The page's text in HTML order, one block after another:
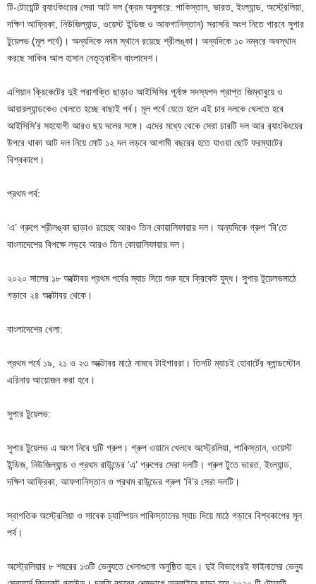
টি-টোয়েন্টি র‌্যাংকিংয়ের সেরা আট দল (ক্রম অনুসারে: পাকিস্তান, ভারত, ইংল্যান্ড, অস্ট্রেলিয়া,
দক্ষিণ আফ্রিকা, নিউজিল্যান্ড, ওয়েস্ট ইন্ডিজ ও আফগানিস্তান) সরাসরি অংশ নিতে পারবে সুপার
টুয়েলভ (মূল পর্বে)। অন্যদিকে নবম স্থানে রয়েছে শ্রীলঙ্কা। অন্যদিকে ১০ নম্বরে অবস্থান
করছে সাকিব আল হাসান নেতৃত্বাধীন বাংলাদেশ।
এশিয়ান ক্রিকেটের দুই পরাশক্তি ছাড়াও আইসিসির পূর্নাঙ্গ সদস্যপদ প্রাপ্ত জিম্বাবুয়ে ও
আয়ারল্যান্ডকেও খেলতে হচ্ছে বাছাই পর্ব। মূল পর্বে যেতে হলে এই চার দলকে খেলতে হবে
আইসিসি’র সহযোগী আরও ছয় দলের সঙ্গে। এদের মধ্যে থেকে সেরা চারটি দল আর র‌্যাংকিংয়ের
উপরে থাকা আট দল নিয়ে মোট ১২ দল লড়বে আগামী বছরের হতে যাওয়া ছোট ফরম্যাটের
বিশ্বকাপে।
প্রথম পর্ব:
‘এ’ গ্রুপে শ্রীলঙ্কা ছাড়াও রয়েছে আরও তিন কোয়ালিফায়ার দল। অন্যদিকে গ্রুপ ‘বি’তে
বাংলাদেশের বিপক্ষে লড়বে আরও তিন কোয়ালিফায়ার দল।
২০২০ সালের ১৮ অক্টোবর প্রথম পর্বের ম্যাচ দিয়ে শুরু হবে ক্রিকেট যুদ্ধ। সুপার টুয়েলভ​মাঠে
গড়াবে ২৪ অক্টোবর থেকে।
বাংলাদেশের খেলা:
প্রথম পর্বে ১৯, ২১ ও ২৩ অক্টোবর মাঠে নামবে টাইগাররা। তিনটি ম্যাচই হোবার্টের ব্লান্ডস্টোন
এরিনায় আয়োজন করা হবে।
সুপার টুয়েলভ​:
সুপার টুয়েলভ এ অংশ নিবে দুটি গ্রুপ​। গ্রুপ ওয়ানে খেলবে অস্ট্রেলিয়া, পাকিস্তান, ওয়েস্ট
ইন্ডিজ, নিউজিল্যান্ড ও প্রথম রাউন্ডের ‘এ’ গ্রুপের সেরা দলটি। গ্রুপ টুতে ভারত, ইংল্যান্ড,
দক্ষিণ আফ্রিকা, আফগানিস্তান ও প্রথম রাউন্ডের গ্রুপ ‘বি’র সেরা দলটি।
স্বাগতিক অস্ট্রেলিয়া ও সাবেক চ্যাম্পিয়ন পাকিস্তানের ম্যাচ দিয়ে মাঠে গড়াবে বিশ্বকাপের মূল
পর্ব। ​
অস্ট্রেলিয়ার ৮ শহরের ১৩টি ভেন্যুতে খেলাগুলো অনুষ্ঠিত হবে। দুই বিভাগেরই ফাইনালের ভেন্যু